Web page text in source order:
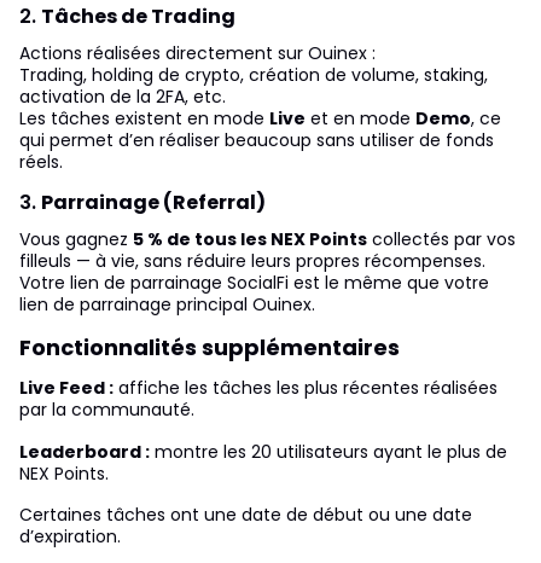
2. Tâches de Trading
Actions réalisées directement sur Ouinex :
Trading, holding de crypto, création de volume, staking,
activation de la 2FA, etc.
Les tâches existent en mode Live et en mode Demo, ce
qui permet d’en réaliser beaucoup sans utiliser de fonds
réels.
3. Parrainage (Referral)
Vous gagnez 5 % de tous les NEX Points collectés par vos
filleuls — à vie, sans réduire leurs propres récompenses.
Votre lien de parrainage SocialFi est le même que votre
lien de parrainage principal Ouinex.
Fonctionnalités supplémentaires
Live Feed : affiche les tâches les plus récentes réalisées
par la communauté.
Leaderboard : montre les 20 utilisateurs ayant le plus de
NEX Points.
Certaines tâches ont une date de début ou une date
d’expiration.